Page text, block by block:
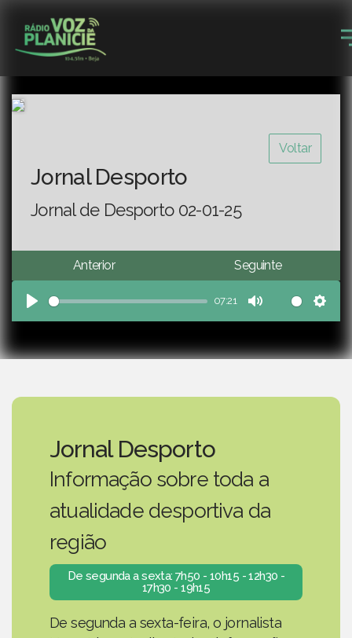
Voltar
Jornal Desporto
Jornal de Desporto 02-01-25
Anterior Seguinte
Play
07:21
Mute
Jornal Desporto
Informação sobre toda a
atualidade desportiva da
região
De segunda a sexta: 7h50 - 10h15 - 12h30 -
17h30 - 19h15
De segunda a sexta-feira, o jornalista